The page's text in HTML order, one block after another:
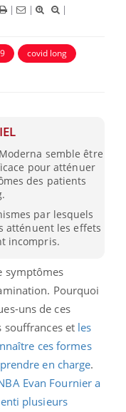
| |
|
covid long
semble être
pour atténuer
des patients
par lesquels
atténuent les effets
incompris.
symptômes
Pourquoi
uns de ces
souffrances et les
ces formes
en charge.
Evan Fournier a
plusieurs